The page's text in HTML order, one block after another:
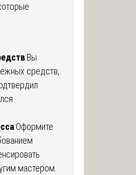
:Вы
средств,
:Оформите
мастером.